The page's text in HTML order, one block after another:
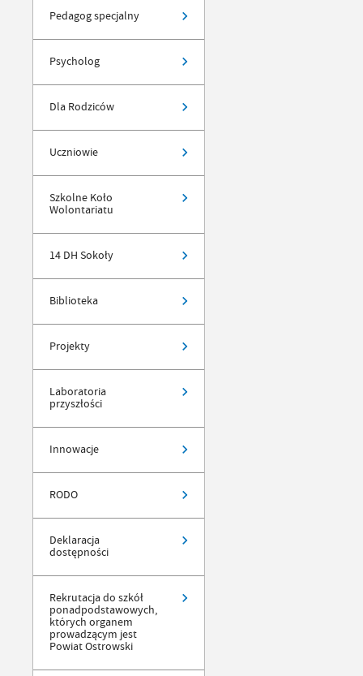
Pedagog specjalny
Psycholog
Dla Rodziców
Uczniowie
Szkolne Koło
Wolontariatu
14 DH Sokoły
Biblioteka
Projekty
Laboratoria
przyszłości
Innowacje
RODO
Deklaracja
dostępności
Rekrutacja do szkół
ponadpodstawowych,
których organem
prowadzącym jest
Powiat Ostrowski